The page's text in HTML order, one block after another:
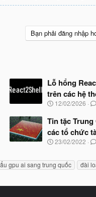
Bạn phải đăng nhập
Lỗ hổng
trên các hệ
N
à
y
b
ắ
đ
ầ
12/02/2026
Tin tặc
các tổ chức
N
y
23/02/2022
gpu ai sang trung quốc đài